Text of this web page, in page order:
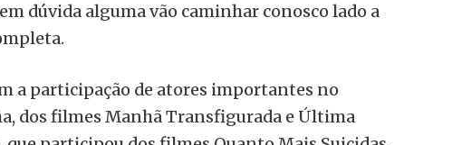
dúvida alguma vão caminhar conosco lado a
a participação de atores importantes no
dos filmes Manhã Transfigurada e Última